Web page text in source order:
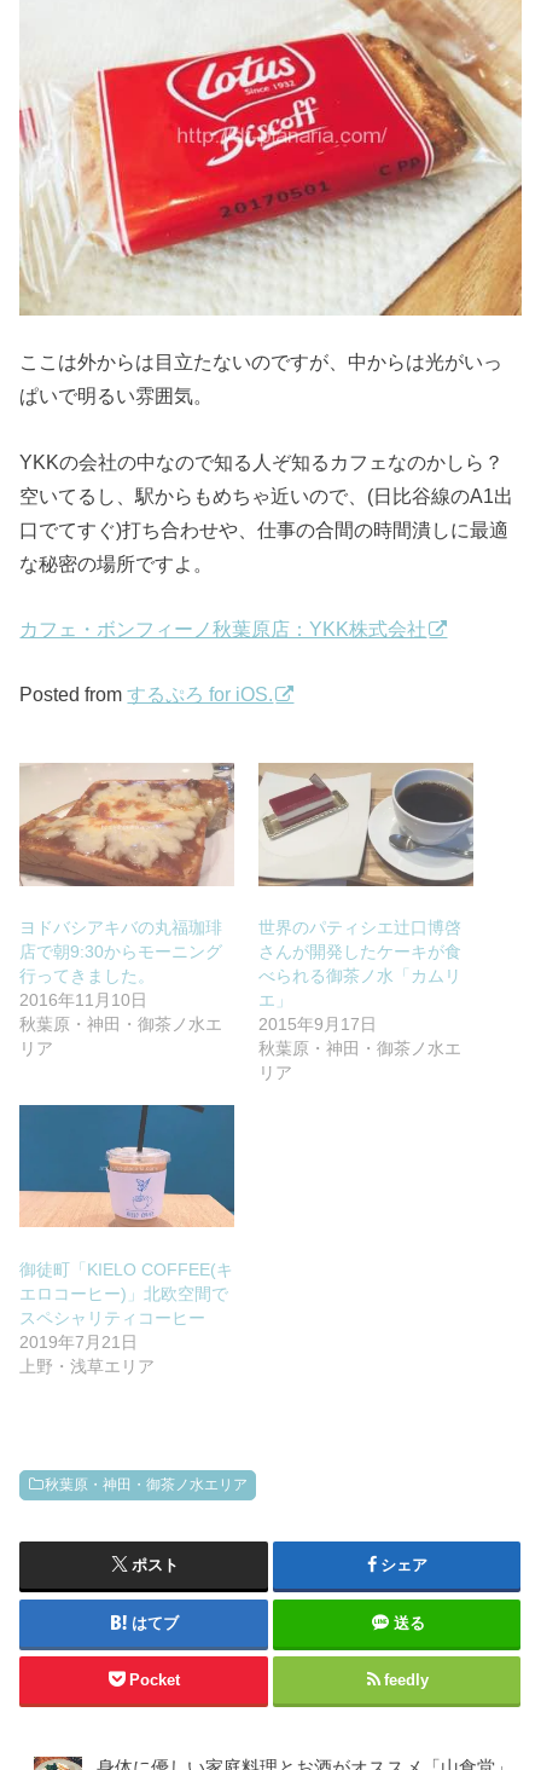
ここは外からは目立たないのですが、中からは光がいっ
ぱいで明るい雰囲気。
YKKの会社の中なので知る人ぞ知るカフェなのかしら？
空いてるし、駅からもめちゃ近いので、(日比谷線のA1出
口でてすぐ)打ち合わせや、仕事の合間の時間潰しに最適
な秘密の場所ですよ。
カフェ・ボンフィーノ秋葉原店：YKK株式会社
Posted fromするぷろ for iOS.
ヨドバシアキバの丸福珈琲
店で朝9:30からモーニング
行ってきました。
2016年11月10日
秋葉原・神田・御茶ノ水エ
リア
世界のパティシエ辻口博啓
さんが開発したケーキが食
べられる御茶ノ水「カムリ
エ」
2015年9月17日
秋葉原・神田・御茶ノ水エ
リア
御徒町「KIELO COFFEE(キ
エロコーヒー)」北欧空間で
スペシャリティコーヒー
2019年7月21日
上野・浅草エリア
秋葉原・神田・御茶ノ水エリア
ポスト シェア
はてブ 送る
Pocket feedly